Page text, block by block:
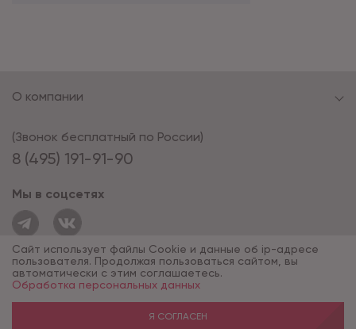
8 (495) 191-91-90
(Звонок бесплатный по России)
Мы в соцсетях
О компании
© 1994 - 2026*, «ОПУС ТД»
Сайт использует файлы Cookie и данные об ip-адресе
пользователя. Продолжая пользоваться сайтом, вы
автоматически с этим соглашаетесь.
Обработка персональных данных
Я СОГЛАСЕН